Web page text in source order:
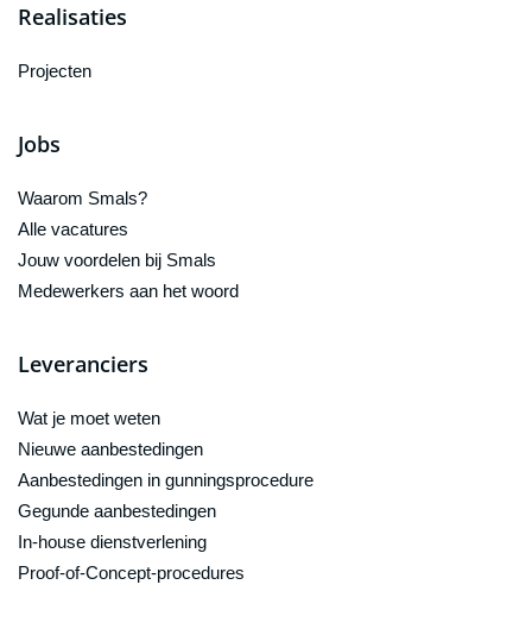
Realisaties
Projecten
Jobs
Waarom Smals?
Alle vacatures
Jouw voordelen bij Smals
Medewerkers aan het woord
Leveranciers
Wat je moet weten
Nieuwe aanbestedingen
Aanbestedingen in gunningsprocedure
Gegunde aanbestedingen
In-house dienstverlening
Proof-of-Concept-procedures